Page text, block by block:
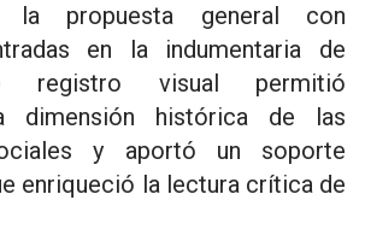
la propuesta general con
en la indumentaria de
registro visual permitió
dimensión histórica de las
y aportó un soporte
enriqueció la lectura crítica de